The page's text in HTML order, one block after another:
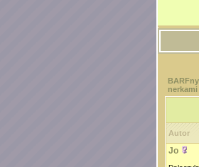
nerkami
Autor
Jo